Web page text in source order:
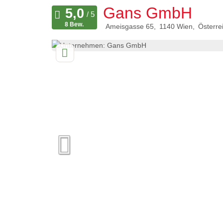
Gans GmbH
Ameisgasse 65 1140 Wien
8 Bew.